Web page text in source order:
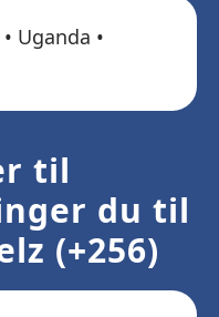
Uganda •
til
du til
(+256)